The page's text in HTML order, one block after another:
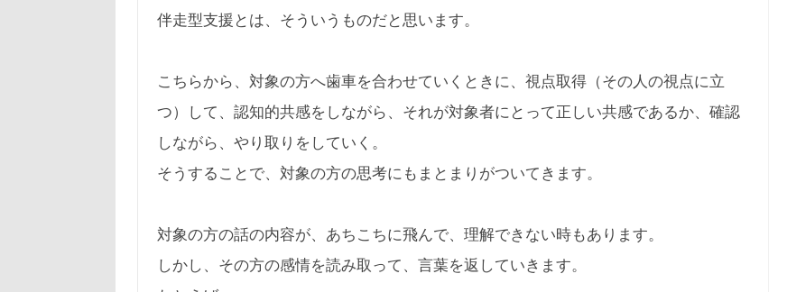
伴走型支援とは、そういうものだと思います。
こちらから、対象の方へ歯車を合わせていくときに、視点取得（その人の視点に立
つ）して、認知的共感をしながら、それが対象者にとって正しい共感であるか、確認
しながら、やり取りをしていく。
そうすることで、対象の方の思考にもまとまりがついてきます。
対象の方の話の内容が、あちこちに飛んで、理解できない時もあります。
しかし、その方の感情を読み取って、言葉を返していきます。